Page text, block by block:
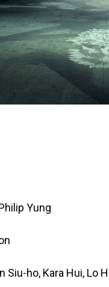
Yung
Siu-ho, Kara Hui, Lo